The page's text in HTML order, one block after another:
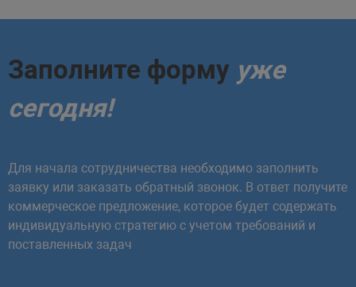
Заполните форму уже
сегодня!
Для начала сотрудничества необходимо заполнить
заявку или заказать обратный звонок. В ответ получите
коммерческое предложение, которое будет содержать
индивидуальную стратегию с учетом требований и
поставленных задач